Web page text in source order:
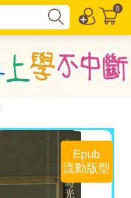
0
Epub
流動版型